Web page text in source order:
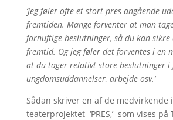
’Jeg føler ofte et stort pres angående
fremtiden. Mange forventer at man
fornuftige beslutninger, så du kan
fremtid. Og jeg føler det forventes i en
at du tager relativt store beslutninger i
ungdomsuddannelser, arbejde osv.’
Sådan skriver en af de medvirkende i
teaterprojektet ‘PRES,’ som vises på